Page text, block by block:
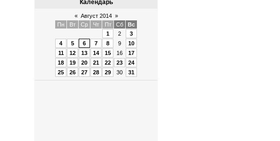
Календарь
« Август 2014 »
Пн
Вт Ср Чт Пт Сб
Вс
1
2
3
4
5 6 7 8 9
10
11
12 13 14 15 16
17
18
19 20 21 22 23
24
25
26 27 28 29 30 31